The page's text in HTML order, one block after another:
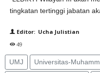
tingkatan tertinggi jabatan
Editor: Ucha Julistian
49
UMJ Universitas-